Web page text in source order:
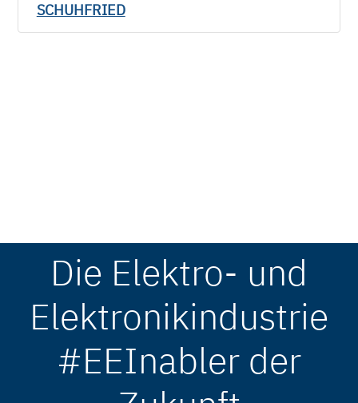
SCHUHFRIED
Die Elektro- und
Elektronikindustrie
#EEInabler der